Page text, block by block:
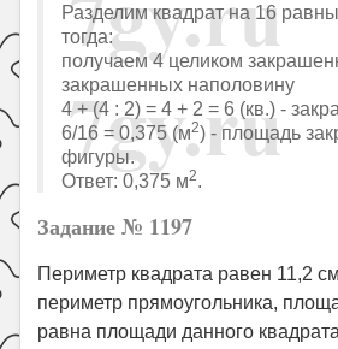
Разделим квадрат на 16
тогда:
получаем 4 целиком
закрашенных наполовину
4 + (4 : 2) = 4 + 2 = 6 (кв.) -
6/16 = 0,375 (м2) - площадь
фигуры.
Ответ: 0,375 м2.
Задание № 1197
Периметр квадрата равен 11,2
периметр прямоугольника,
равна площади данного